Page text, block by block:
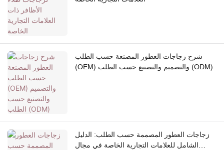
شرح زجاجات العطور المصنعة حسب الطلب
(OEM) والتصميم والتصنيع حسب الطلب (ODM)
زجاجات العطور المصممة حسب الطلب: الدليل
الشامل للعلامات التجارية الخاصة في مجال